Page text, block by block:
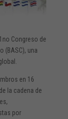
Congreso de
(BASC), una
en 16
la cadena de
por